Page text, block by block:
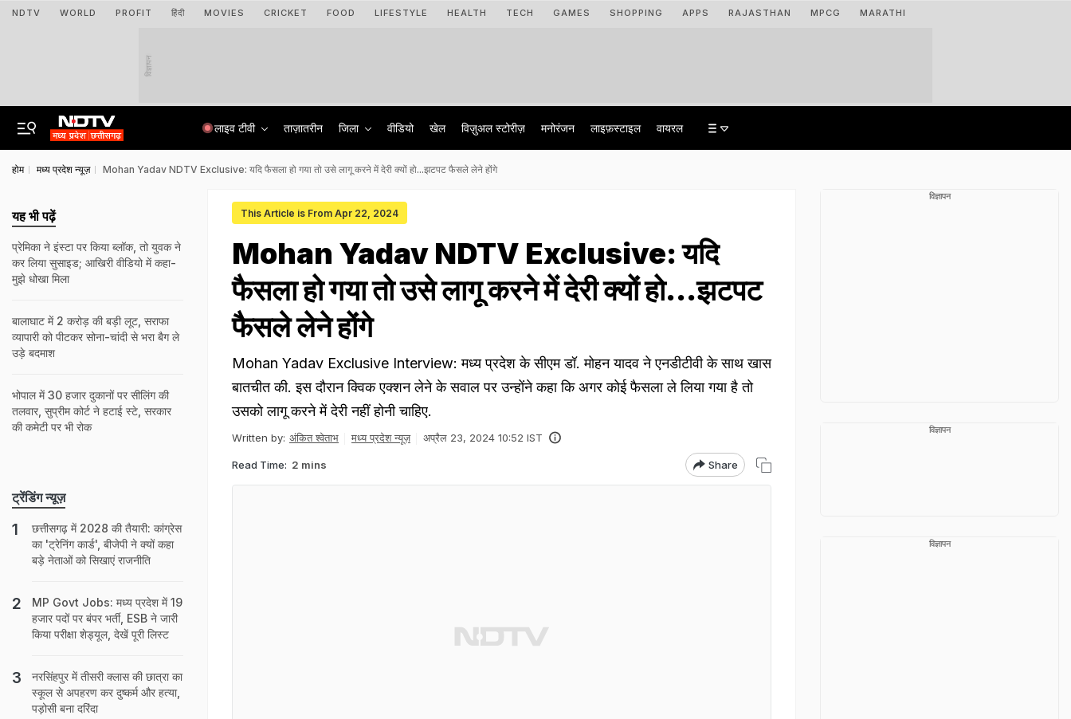
NDTV WORLD PROFIT हिंदी MOVIES CRICKET FOOD LIFESTYLE HEALTH TECH GAMES SHOPPING APPS RAJASTHAN MPCG MARATHI
विज्ञापन
लाइव टीवी ताज़ातरीन जिला वीडियो खेल विज़ुअल स्टोरीज़ मनोरंजन लाइफ़स्टाइल वायरल
होम मध्य प्रदेश न्यूज़ Mohan Yadav NDTV Exclusive: यदि फैसला हो गया तो उसे लागू करने में देरी क्यों हो...झटपट फैसले लेने होंगे
This Article is From Apr 22, 2024
Mohan Yadav NDTV Exclusive: यदि
फैसला हो गया तो उसे लागू करने में देरी क्यों हो...झटपट
फैसले लेने होंगे
Mohan Yadav Exclusive Interview: मध्य प्रदेश के सीएम डॉ. मोहन यादव ने एनडीटीवी के साथ खास
बातचीत की. इस दौरान क्विक एक्शन लेने के सवाल पर उन्होंने कहा कि अगर कोई फैसला ले लिया गया है तो
उसको लागू करने में देरी नहीं होनी चाहिए.
Written by: अंकित श्वेताभ मध्य प्रदेश न्यूज़ अप्रैल 23, 2024 10:52 IST
Read Time: 2 mins Share
यह भी पढ़ें
प्रेमिका ने इंस्टा पर किया ब्लॉक, तो युवक ने
कर लिया सुसाइड; आखिरी वीडियो में कहा-
मुझे धोखा मिला
बालाघाट में 2 करोड़ की बड़ी लूट, सराफा
व्यापारी को पीटकर सोना-चांदी से भरा बैग ले
उड़े बदमाश
भोपाल में 30 हजार दुकानों पर सीलिंग की
तलवार, सुप्रीम कोर्ट ने हटाई स्टे, सरकार
की कमेटी पर भी रोक
ट्रेंडिंग न्यूज़
छत्तीसगढ़ में 2028 की तैयारी: कांग्रेस
का 'ट्रेनिंग कार्ड', बीजेपी ने क्‍यों कहा
बड़े नेताओं को सिखाएं राजनीति
MP Govt Jobs: मध्य प्रदेश में 19
हजार पदों पर बंपर भर्ती, ESB ने जारी
किया परीक्षा शेड्यूल, देखें पूरी लिस्ट
नरसिंहपुर में तीसरी क्‍लास की छात्रा का
स्कूल से अपहरण कर दुष्कर्म और हत्या,
पड़ोसी बना दरिंदा
विज्ञापन
विज्ञापन
विज्ञापन